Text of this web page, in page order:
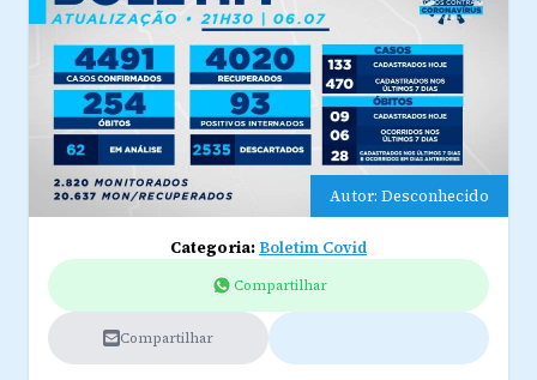
Autor: Desconhecido
Categoria:Boletim Covid
Compartilhar
Compartilhar